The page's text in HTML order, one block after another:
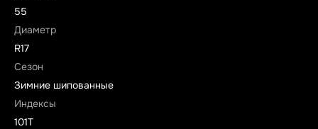
55
Диаметр
R17
Сезон
Зимние шипованные
Индексы
101T